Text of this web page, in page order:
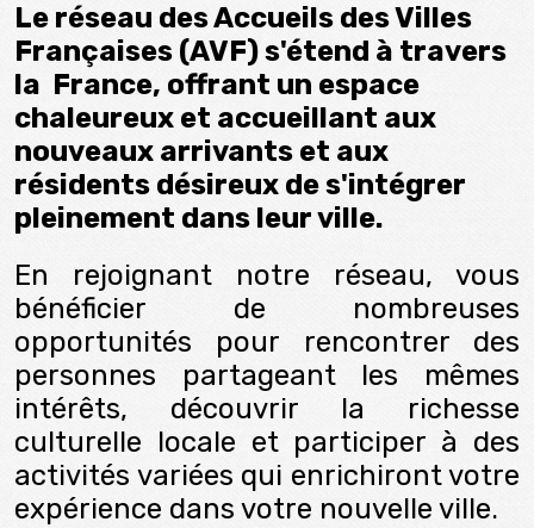
Le réseau des Accueils des Villes
Françaises (AVF) s'étend à travers
la France, offrant un espace
chaleureux et accueillant aux
nouveaux arrivants et aux
résidents désireux de s'intégrer
pleinement dans leur ville.
En rejoignant notre réseau, vous
bénéficier de nombreuses
opportunités pour rencontrer des
personnes partageant les mêmes
intérêts, découvrir la richesse
culturelle locale et participer à des
activités variées qui enrichiront votre
expérience dans votre nouvelle ville.